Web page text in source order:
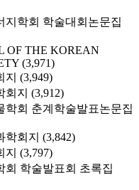
지학회 학술대회논문집
OF THE KOREAN
(3,971)
지 (3,949)
회지 (3,912)
학회 춘계학술발표논문집
학회지 (3,842)
(3,797)
회 학술발표회 초록집